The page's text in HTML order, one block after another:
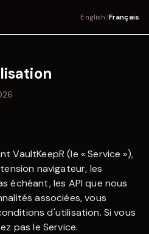
English/Français
VaultKeepR (le « Service »),
navigateur, les
échéant, les API que nous
associées, vous
d'utilisation. Si vous
pas le Service.